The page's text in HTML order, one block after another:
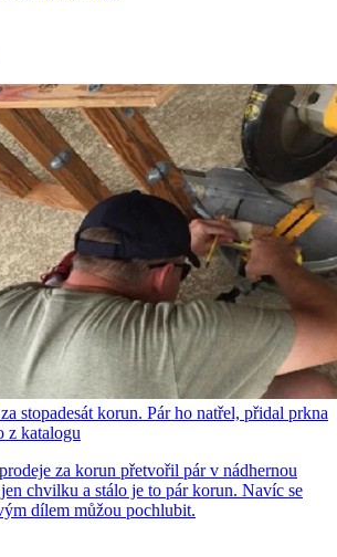
stopadesát korun. Pár ho natřel, přidal prkna
z katalogu
za korun přetvořil pár v nádhernou
chvilku a stálo je to pár korun. Navíc se
dílem můžou pochlubit.